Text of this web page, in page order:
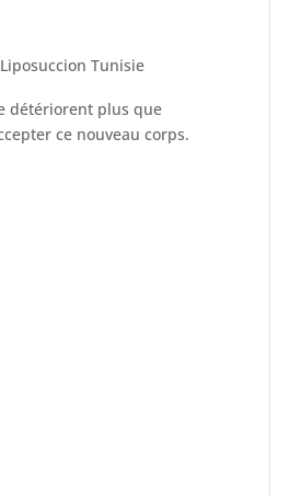
Liposuccion Tunisie
détériorent plus que
ce nouveau corps.